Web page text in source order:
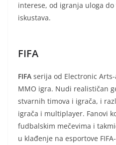
interese, od igranja uloga
iskustava.
FIFA
FIFA serija od Electronic
MMO igra. Nudi realističan
stvarnih timova i igrača, i
igrača i multiplayer. Fanovi
fudbalskim mečevima i
u klađenje na esportove